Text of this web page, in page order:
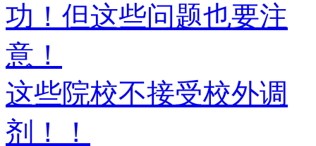
功！但这些问题也要注
意！
这些院校不接受校外调
剂！！